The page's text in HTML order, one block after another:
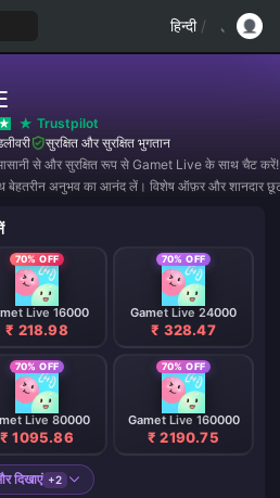
हिन्दी /
Trustpilot
सुरक्षित और सुरक्षित भुगतान
से और सुरक्षित रूप से Gamet Live के साथ चैट
बेहतरीन अनुभव का आनंद लें। विशेष ऑफ़र और शानदार
70% OFF
Live 16000
₹ 218.98
70% OFF
Gamet Live 24000
₹ 328.47
70% OFF
Live 80000
₹ 1095.86
70% OFF
Gamet Live 160000
₹ 2190.75
दिखाएं +2